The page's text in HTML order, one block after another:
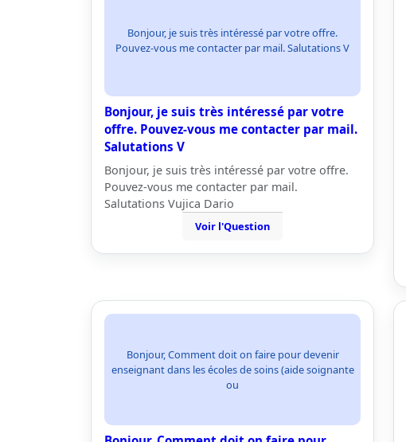
Bonjour, je suis très intéressé par votre offre.
Pouvez-vous me contacter par mail. Salutations V
Bonjour, je suis très intéressé par votre
offre. Pouvez-vous me contacter par mail.
Salutations V
Bonjour, je suis très intéressé par votre offre.
Pouvez-vous me contacter par mail.
Salutations Vujica Dario
Voir l'Question
Bonjour, Comment doit on faire pour devenir
enseignant dans les écoles de soins (aide soignante
ou